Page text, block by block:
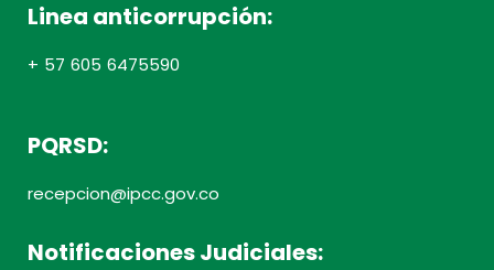
Linea anticorrupción:
+ 57 605 6475590
PQRSD:
recepcion@ipcc.gov.co
Notificaciones Judiciales: